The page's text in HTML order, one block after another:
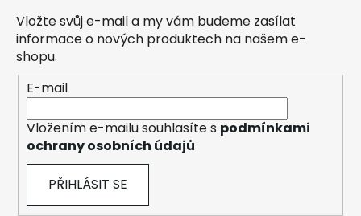
Vložte svůj e-mail a my vám budeme zasílat
informace o nových produktech na našem e-
shopu.
E-mail
Vložením e-mailu souhlasíte s podmínkami
ochrany osobních údajů
PŘIHLÁSIT SE